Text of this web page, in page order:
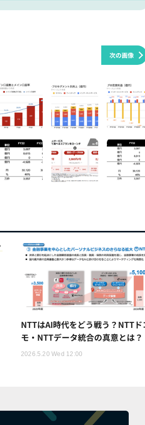
次の画像
NTTはAI時代をどう戦う？NTTド
モ・NTTデータ統合の真意とは？
2026.5.20 Wed 12:00